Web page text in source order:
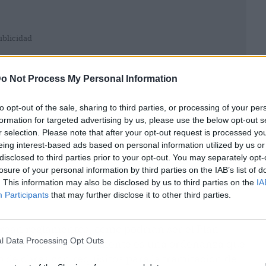
Not Process My Personal Information
opt-out of the sale, sharing to third parties, or processing of your
for targeted advertising by us, please use the below opt-out
selection. Please note that after your opt-out request is processed
interest-based ads based on personal information utilized by us
to third parties prior to your opt-out. You may separately
of your personal information by third parties on the IAB’s list of
This information may also be disclosed by us to third parties on the
Participants that may further disclose it to other third parties.
Data Processing Opt Outs
reglamentos, como podrían ser el Plan
última concretamente es una ordenanza que
obras con requisitos para la tramitación de